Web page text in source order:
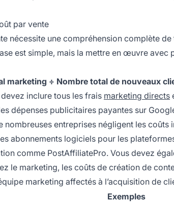
par vente
nécessite une compréhension complète
est simple, mais la mettre en œuvre
marketing ÷ Nombre total de nouveaux
inclure tous les frais marketing directs
dépenses publicitaires payantes sur
nombreuses entreprises négligent les
abonnements logiciels pour les
comme PostAffiliatePro. Vous devez
le marketing, les coûts de création de
marketing affectés à l’acquisition de
Exemples